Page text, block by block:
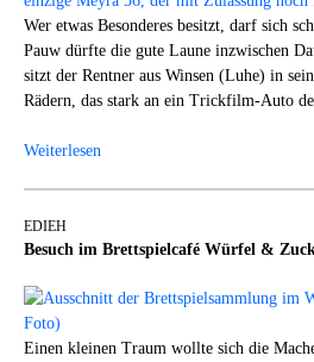
Wer etwas Besonderes besitzt, darf sich
Pauw dürfte die gute Laune inzwischen
sitzt der Rentner aus Winsen (Luhe) in
Rädern, das stark an ein Trickfilm-Auto
Weiterlesen
EDIEH
Besuch im Brettspielcafé Würfel &
Einen kleinen Traum wollte sich die